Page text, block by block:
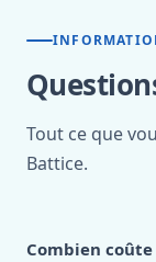
Tout ce que
Battice.
Combien